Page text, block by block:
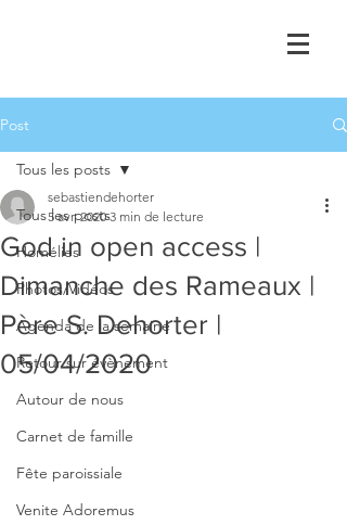
Post
Tous les posts
Homélies
Photos/Vidéos
Agenda de la semaine
Retour sur évènement
Autour de nous
Carnet de famille
Fête paroissiale
Venite Adoremus
Tous les posts
God in open access |
Dimanche des Rameaux |
Père S. Dehorter |
05/04/2020
sebastiendehorter
5 avr. 2020 3 min de lecture